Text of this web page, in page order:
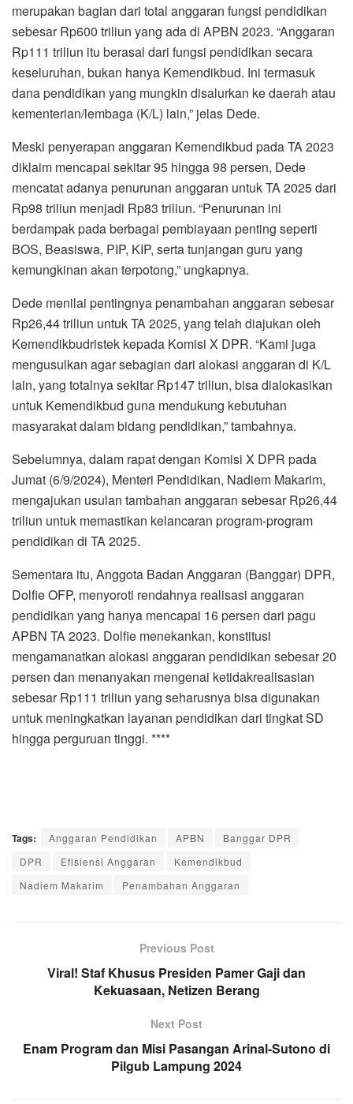
merupakan bagian dari total anggaran fungsi pendidikan
sebesar Rp600 triliun yang ada di APBN 2023. “Anggaran
Rp111 triliun itu berasal dari fungsi pendidikan secara
keseluruhan, bukan hanya Kemendikbud. Ini termasuk
dana pendidikan yang mungkin disalurkan ke daerah atau
kementerian/lembaga (K/L) lain,” jelas Dede.
Meski penyerapan anggaran Kemendikbud pada TA 2023
diklaim mencapai sekitar 95 hingga 98 persen, Dede
mencatat adanya penurunan anggaran untuk TA 2025 dari
Rp98 triliun menjadi Rp83 triliun. “Penurunan ini
berdampak pada berbagai pembiayaan penting seperti
BOS, Beasiswa, PIP, KIP, serta tunjangan guru yang
kemungkinan akan terpotong,” ungkapnya.
Dede menilai pentingnya penambahan anggaran sebesar
Rp26,44 triliun untuk TA 2025, yang telah diajukan oleh
Kemendikbudristek kepada Komisi X DPR. “Kami juga
mengusulkan agar sebagian dari alokasi anggaran di K/L
lain, yang totalnya sekitar Rp147 triliun, bisa dialokasikan
untuk Kemendikbud guna mendukung kebutuhan
masyarakat dalam bidang pendidikan,” tambahnya.
Sebelumnya, dalam rapat dengan Komisi X DPR pada
Jumat (6/9/2024), Menteri Pendidikan, Nadiem Makarim,
mengajukan usulan tambahan anggaran sebesar Rp26,44
triliun untuk memastikan kelancaran program-program
pendidikan di TA 2025.
Sementara itu, Anggota Badan Anggaran (Banggar) DPR,
Dolfie OFP, menyoroti rendahnya realisasi anggaran
pendidikan yang hanya mencapai 16 persen dari pagu
APBN TA 2023. Dolfie menekankan, konstitusi
mengamanatkan alokasi anggaran pendidikan sebesar 20
persen dan menanyakan mengenai ketidakrealisasian
sebesar Rp111 triliun yang seharusnya bisa digunakan
untuk meningkatkan layanan pendidikan dari tingkat SD
hingga perguruan tinggi. ****
Tags: Anggaran Pendidikan APBN
Banggar DPR
DPR
Efisiensi Anggaran
Kemendikbud
Nadiem Makarim
Penambahan Anggaran
Previous Post
Viral! Staf Khusus Presiden Pamer Gaji dan
Kekuasaan, Netizen Berang
Next Post
Enam Program dan Misi Pasangan Arinal-Sutono di
Pilgub Lampung 2024